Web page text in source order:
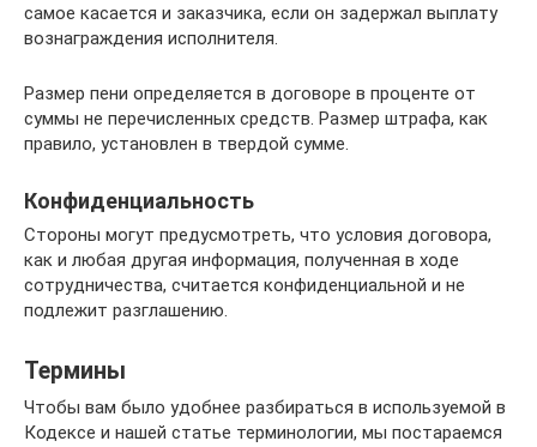
самое касается и заказчика, если он задержал выплату
вознаграждения исполнителя.
Размер пени определяется в договоре в проценте от
суммы не перечисленных средств. Размер штрафа, как
правило, установлен в твердой сумме.
Конфиденциальность
Стороны могут предусмотреть, что условия договора,
как и любая другая информация, полученная в ходе
сотрудничества, считается конфиденциальной и не
подлежит разглашению.
Термины
Чтобы вам было удобнее разбираться в используемой в
Кодексе и нашей статье терминологии, мы постараемся